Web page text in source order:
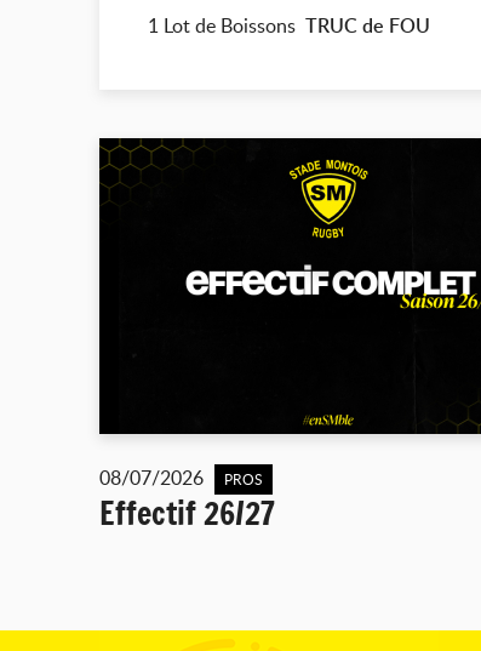
1 Lot de Boissons TRUC de FOU
08/07/2026 PROS
Effectif 26/27